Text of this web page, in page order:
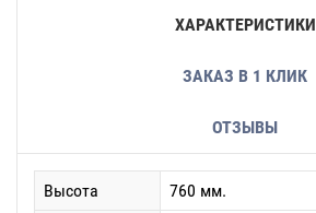
ХАРАКТЕРИСТИКИ
ЗАКАЗ В 1 КЛИК
ОТЗЫВЫ
Высота
760 мм.